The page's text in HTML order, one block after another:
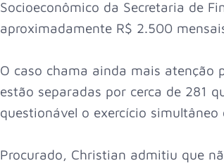
Socioeconômico da Secretaria de
aproximadamente R$ 2.500
O caso chama ainda mais atenção
estão separadas por cerca de 281
questionável o exercício simultâneo
Procurado, Christian admitiu que